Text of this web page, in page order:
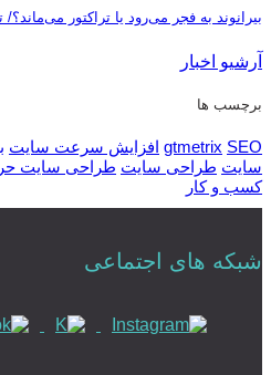
بیرانوند به فجر می‌رود یا تراکتور می‌ماند؟/
آرشیو اخبار
برچسب ها
gtmetrix SEO افزایش سرعت سایت
سایت طراحی سایت طراحی سایت
کسب و کار
شبکه های اجتماعی